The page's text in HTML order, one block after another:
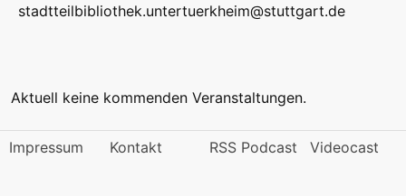
stadtteilbibliothek.untertuerkheim@stuttgart.de
Aktuell keine kommenden Veranstaltungen.
Impressum Kontakt RSS Podcast Videocast